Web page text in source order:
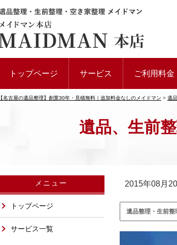
トップページ サービス ご利用料金
【名古屋の遺品整理】創業30年・見積無料｜追加料金なしのメイドマン > 遺
遺品、生前
2015年08月
遺品整理・生前
メニュー
トップページ
サービス一覧